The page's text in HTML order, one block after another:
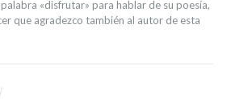
«disfrutar» para hablar de su poesía,
que agradezco también al autor de esta